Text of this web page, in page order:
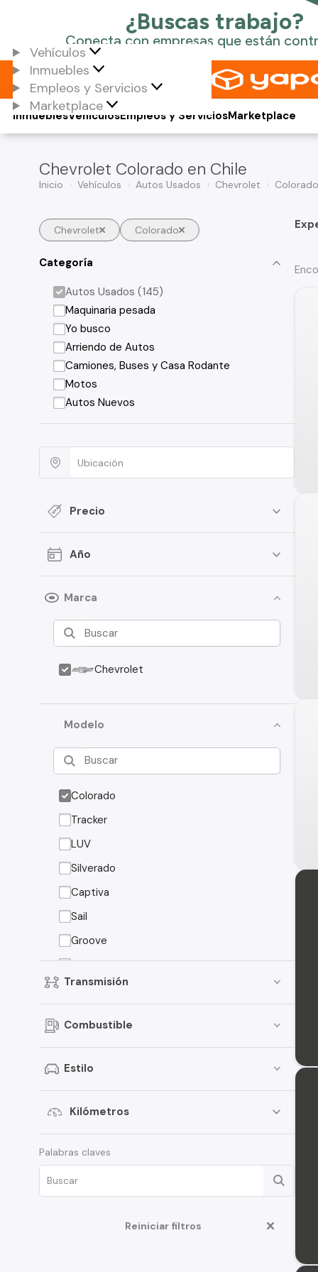
Vehículos
Inmuebles
Empleos y Servicios
Marketplace
Vehículos
Inmuebles Empleos y ServiciosMarketplace
Chevrolet Colorado en Chile
Inicio Vehículos Autos Usados Chevrolet Colorado
Chevrolet Colorado
Categoría
Autos Usados (145)
Maquinaria pesada
Yo busco
Arriendo de Autos
Camiones, Buses y Casa Rodante
Motos
Autos Nuevos
Precio
Año
Marca
Chevrolet
Modelo
Colorado
Tracker
LUV
Silverado
Captiva
Sail
Groove
Onix
Spark
S-10
Montana
Corsa
Tahoe
N400
Transmisión
Combustible
Estilo
Kilómetros
Palabras claves
Reiniciar filtros